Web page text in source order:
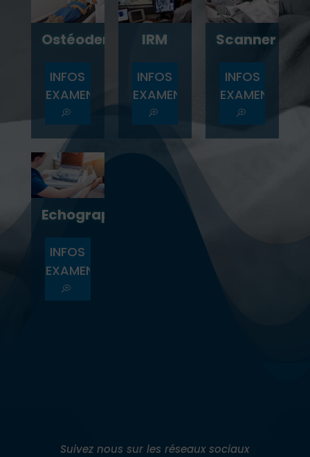
Ostéodensitométrie
INFOS
EXAMEN
T
IRM
INFOS
EXAMEN
T
Scanner
INFOS
EXAMEN
T
Echographie
INFOS
EXAMEN
T
Suivez nous sur les réseaux sociaux